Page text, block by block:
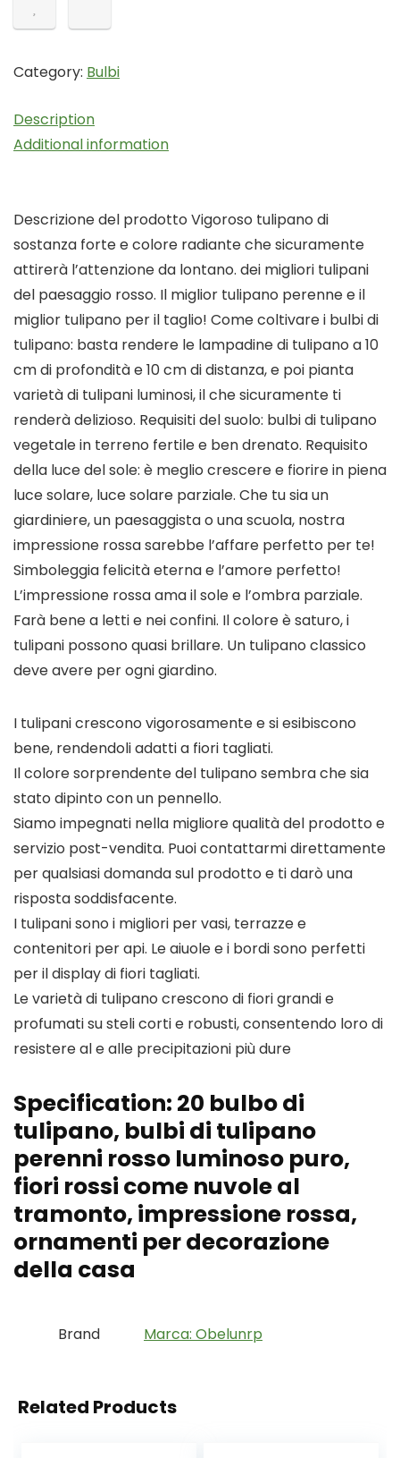
Category: Bulbi
Description
Additional information
Descrizione del prodotto Vigoroso tulipano di
sostanza forte e colore radiante che sicuramente
attirerà l’attenzione da lontano. dei migliori tulipani
del paesaggio rosso. Il miglior tulipano perenne e il
miglior tulipano per il taglio! Come coltivare i bulbi di
tulipano: basta rendere le lampadine di tulipano a 10
cm di profondità e 10 cm di distanza, e poi pianta
varietà di tulipani luminosi, il che sicuramente ti
renderà delizioso. Requisiti del suolo: bulbi di tulipano
vegetale in terreno fertile e ben drenato. Requisito
della luce del sole: è meglio crescere e fiorire in piena
luce solare, luce solare parziale. Che tu sia un
giardiniere, un paesaggista o una scuola, nostra
impressione rossa sarebbe l’affare perfetto per te!
Simboleggia felicità eterna e l’amore perfetto!
L’impressione rossa ama il sole e l’ombra parziale.
Farà bene a letti e nei confini. Il colore è saturo, i
tulipani possono quasi brillare. Un tulipano classico
deve avere per ogni giardino.
I tulipani crescono vigorosamente e si esibiscono
bene, rendendoli adatti a fiori tagliati.
Il colore sorprendente del tulipano sembra che sia
stato dipinto con un pennello.
Siamo impegnati nella migliore qualità del prodotto e
servizio post-vendita. Puoi contattarmi direttamente
per qualsiasi domanda sul prodotto e ti darò una
risposta soddisfacente.
I tulipani sono i migliori per vasi, terrazze e
contenitori per api. Le aiuole e i bordi sono perfetti
per il display di fiori tagliati.
Le varietà di tulipano crescono di fiori grandi e
profumati su steli corti e robusti, consentendo loro di
resistere al e alle precipitazioni più dure
Specification: 20 bulbo di
tulipano, bulbi di tulipano
perenni rosso luminoso puro,
fiori rossi come nuvole al
tramonto, impressione rossa,
ornamenti per decorazione
della casa
Brand Marca: Obelunrp
Related Products